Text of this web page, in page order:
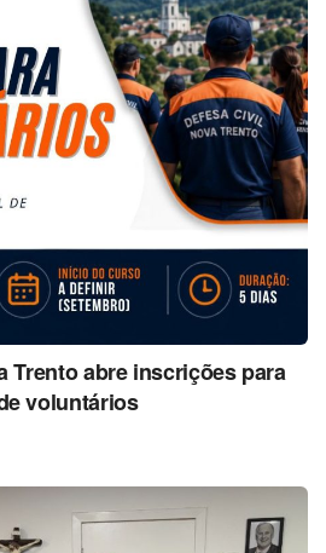
Trento abre inscrições para
voluntários